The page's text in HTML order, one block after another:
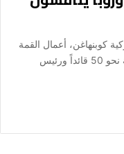
كوبنهاغن، أعمال القمة
السابعة للمجتمع السياسي الأوروبي بمشاركة نحو 50 قائداً ورئيس